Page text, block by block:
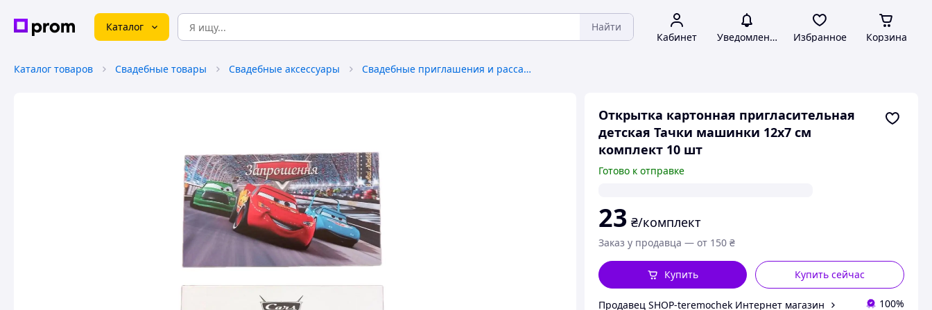
Каталог Найти
Кабинет Уведомления Избранное Корзина
Каталог товаров Свадебные товары Свадебные аксессуары Свадебные приглашения и рассадочные карточки
Открытка картонная пригласительная
детская Тачки машинки 12х7 см
комплект 10 шт
Готово к отправке
23 ₴/комплект
Заказ у продавца — от 150 ₴
Купить сейчас
Купить
Продавец SHOP-teremochek Интернет магазин 100%